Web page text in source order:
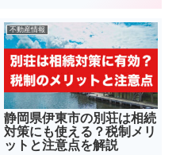
不動産情報
静岡県伊東市の別荘は相続
対策にも使える？税制メリ
ットと注意点を解説